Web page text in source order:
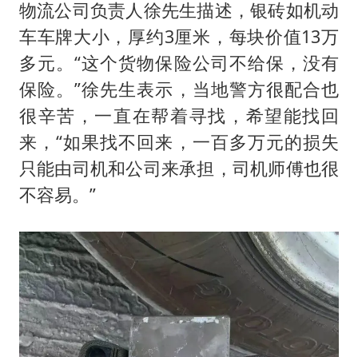
物流公司负责人徐先生描述，银砖如机动
车车牌大小，厚约3厘米，每块价值13万
多元。“这个货物保险公司不给保，没有
保险。”徐先生表示，当地警方很配合也
很辛苦，一直在帮着寻找，希望能找回
来，“如果找不回来，一百多万元的损失
只能由司机和公司来承担，司机师傅也很
不容易。”